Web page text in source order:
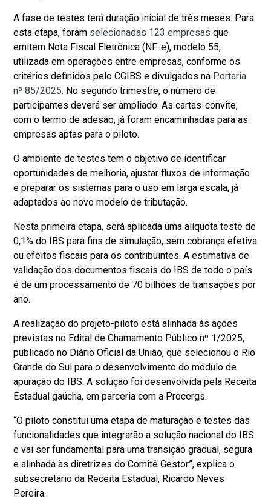
A fase de testes terá duração inicial de três meses. Para
esta etapa, foram selecionadas 123 empresas que
emitem Nota Fiscal Eletrônica (NF-e), modelo 55,
utilizada em operações entre empresas, conforme os
critérios definidos pelo CGIBS e divulgados na Portaria
nº 85/2025. No segundo trimestre, o número de
participantes deverá ser ampliado. As cartas-convite,
com o termo de adesão, já foram encaminhadas para as
empresas aptas para o piloto.
O ambiente de testes tem o objetivo de identificar
oportunidades de melhoria, ajustar fluxos de informação
e preparar os sistemas para o uso em larga escala, já
adaptados ao novo modelo de tributação.
Nesta primeira etapa, será aplicada uma alíquota teste de
0,1% do IBS para fins de simulação, sem cobrança efetiva
ou efeitos fiscais para os contribuintes. A estimativa de
validação dos documentos fiscais do IBS de todo o país
é de um processamento de 70 bilhões de transações por
ano.
A realização do projeto-piloto está alinhada às ações
previstas no Edital de Chamamento Público nº 1/2025,
publicado no Diário Oficial da União, que selecionou o Rio
Grande do Sul para o desenvolvimento do módulo de
apuração do IBS. A solução foi desenvolvida pela Receita
Estadual gaúcha, em parceria com a Procergs.
“O piloto constitui uma etapa de maturação e testes das
funcionalidades que integrarão a solução nacional do IBS
e vai ser fundamental para uma transição gradual, segura
e alinhada às diretrizes do Comitê Gestor”, explica o
subsecretário da Receita Estadual, Ricardo Neves
Pereira.